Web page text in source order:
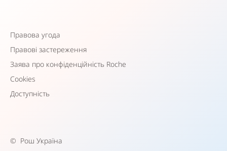
Правова угода
Правові застереження
Заява про конфіденційність Roche
Cookies
Доступність
© Рош Україна